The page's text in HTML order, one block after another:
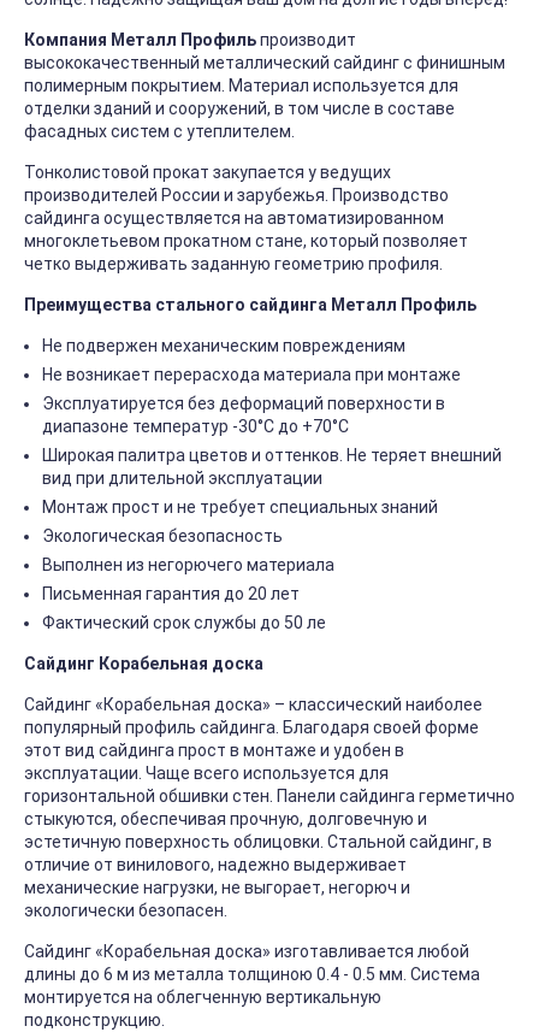
Компания Металл Профильпроизводит
высококачественный металлический сайдинг с финишным
полимерным покрытием. Материал используется для
отделки зданий и сооружений, в том числе в составе
фасадных систем с утеплителем.
Тонколистовой прокат закупается у ведущих
производителей России и зарубежья. Производство
сайдинга осуществляется на автоматизированном
многоклетьевом прокатном стане, который позволяет
четко выдерживать заданную геометрию профиля.
Преимущества стального сайдинга Металл Профиль
Не подвержен механическим повреждениям
Не возникает перерасхода материала при монтаже
Эксплуатируется без деформаций поверхности в
диапазоне температур -30°C до +70°C
Широкая палитра цветов и оттенков. Не теряет внешний
вид при длительной эксплуатации
Монтаж прост и не требует специальных знаний
Экологическая безопасность
Выполнен из негорючего материала
Письменная гарантия до 20 лет
Фактический срок службы до 50 ле
Сайдинг Корабельная доска
Сайдинг «Корабельная доска» – классический наиболее
популярный профиль сайдинга. Благодаря своей форме
этот вид сайдинга прост в монтаже и удобен в
эксплуатации. Чаще всего используется для
горизонтальной обшивки стен. Панели сайдинга герметично
стыкуются, обеспечивая прочную, долговечную и
эстетичную поверхность облицовки. Стальной сайдинг, в
отличие от винилового, надежно выдерживает
механические нагрузки, не выгорает, негорюч и
экологически безопасен.
Сайдинг «Корабельная доска» изготавливается любой
длины до 6 м из металла толщиною 0.4 - 0.5 мм. Система
монтируется на облегченную вертикальную
подконструкцию.